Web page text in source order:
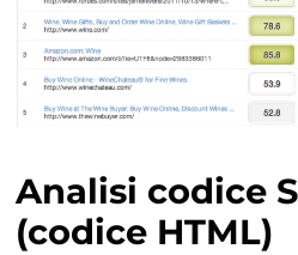
Analisi codice
(codice HTML)